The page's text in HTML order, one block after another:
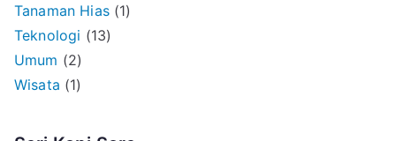
Tanaman Hias(1)
Teknologi (13)
Umum (2)
Wisata (1)